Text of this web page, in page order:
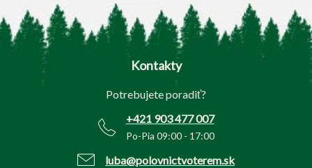
Z
Kontakty
Potrebujete poradiť?
+421 903 477 007
Po-Pia 09:00 - 17:00
luba@polovnictvoterem.sk